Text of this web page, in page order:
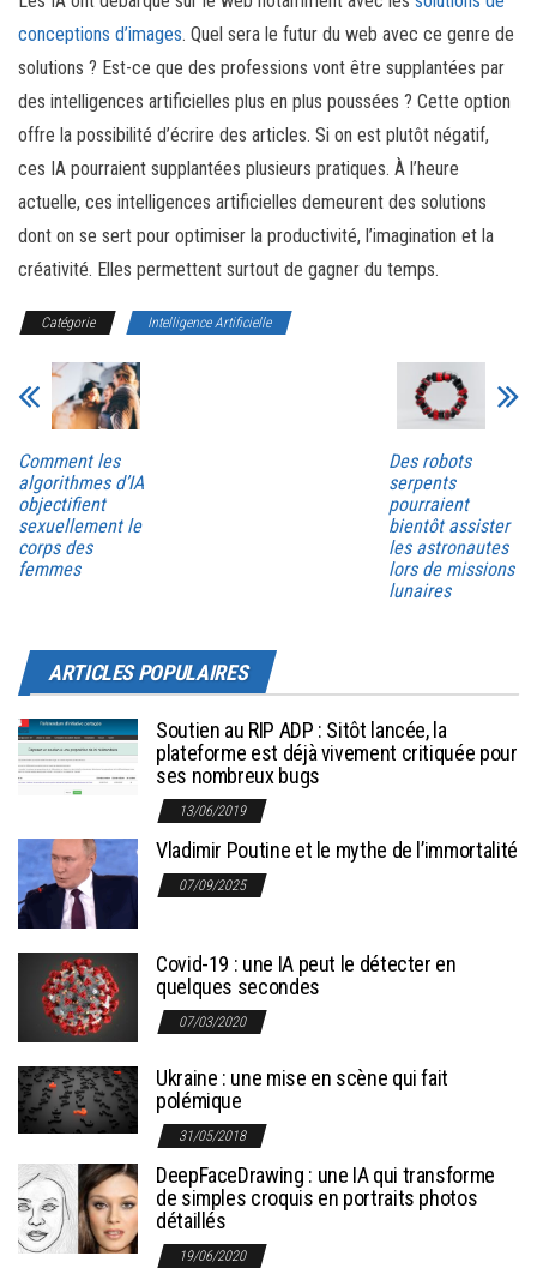
conceptions d’images. Quel sera le futur du web avec ce genre de
solutions ? Est-ce que des professions vont être supplantées par
des intelligences artificielles plus en plus poussées ? Cette option
offre la possibilité d’écrire des articles. Si on est plutôt négatif,
ces IA pourraient supplantées plusieurs pratiques. À l’heure
actuelle, ces intelligences artificielles demeurent des solutions
dont on se sert pour optimiser la productivité, l’imagination et la
créativité. Elles permettent surtout de gagner du temps.
Catégorie Intelligence Artificielle
Comment les
algorithmes d’IA
objectifient
sexuellement le
corps des
femmes
Des robots
serpents
pourraient
bientôt assister
les astronautes
lors de missions
lunaires
ARTICLES POPULAIRES
Soutien au RIP ADP : Sitôt lancée, la
plateforme est déjà vivement critiquée pour
ses nombreux bugs
13/06/2019
Vladimir Poutine et le mythe de l’immortalité
07/09/2025
Covid-19 : une IA peut le détecter en
quelques secondes
07/03/2020
Ukraine : une mise en scène qui fait
polémique
31/05/2018
DeepFaceDrawing : une IA qui transforme
de simples croquis en portraits photos
détaillés
19/06/2020